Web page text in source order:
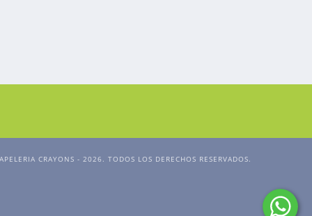
CRAYONS - 2026. TODOS LOS DERECHOS RESERVADOS.